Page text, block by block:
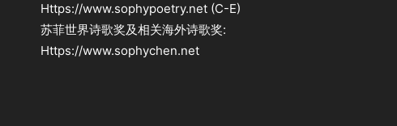
Https://www.sophypoetry.net (C-E)
苏菲世界诗歌奖及相关海外诗歌奖:
Https://www.sophychen.net